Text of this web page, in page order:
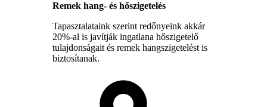
Remek hang- és hőszigetelés
Tapasztalataink szerint redőnyeink akkár
20%-al is javítják ingatlana hőszigetelő
tulajdonságait és remek hangszigetelést is
biztosítanak.